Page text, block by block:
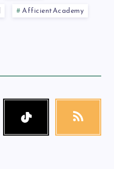
AfficientAcademy